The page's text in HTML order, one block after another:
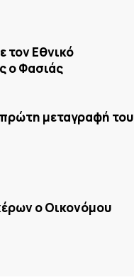
τον Εθνικό
ο Φασιάς
μεταγραφή του
ο Οικονόμου